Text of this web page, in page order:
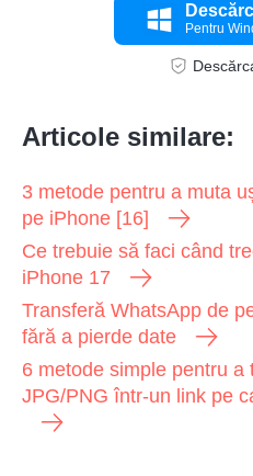
Pentru
Articole similare:
3 metode pentru a muta
pe iPhone [16]
Ce trebuie să faci când
iPhone 17
Transferă WhatsApp de
fără a pierde date
6 metode simple pentru a
JPG/PNG într-un link pe